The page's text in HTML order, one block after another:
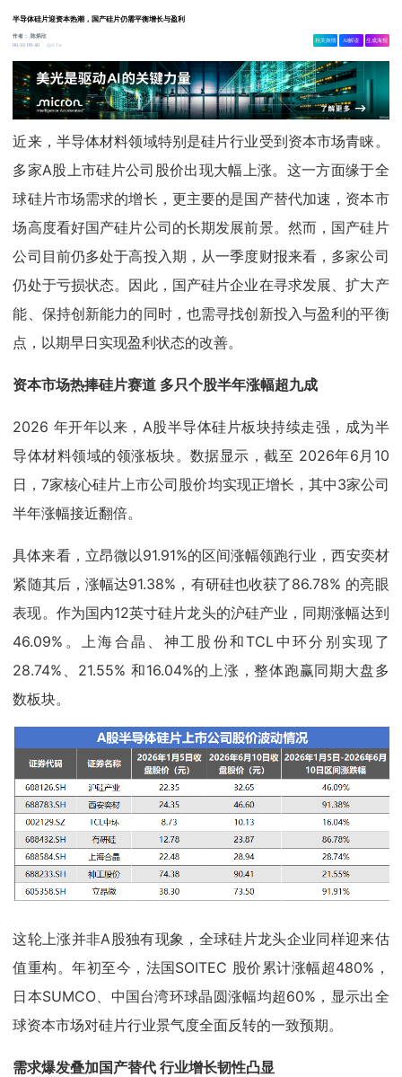
半导体硅片迎资本热潮，国产硅片仍需平衡增长与盈利
作者：
陈炳欣
06-16 09:40
4.1w
相关舆情 AI解读 生成海报
近来，半导体材料领域特别是硅片行业受到资本市场青睐。
多家A股上市硅片公司股价出现大幅上涨。这一方面缘于全
球硅片市场需求的增长，更主要的是国产替代加速，资本市
场高度看好国产硅片公司的长期发展前景。然而，国产硅片
公司目前仍多处于高投入期，从一季度财报来看，多家公司
仍处于亏损状态。因此，国产硅片企业在寻求发展、扩大产
能、保持创新能力的同时，也需寻找创新投入与盈利的平衡
点，以期早日实现盈利状态的改善。
资本市场热捧硅片赛道 多只个股半年涨幅超九成
2026 年开年以来，A股半导体硅片板块持续走强，成为半
导体材料领域的领涨板块。数据显示，截至 2026年6月10
日，7家核心硅片上市公司股价均实现正增长，其中3家公司
半年涨幅接近翻倍。
具体来看，立昂微以91.91%的区间涨幅领跑行业，西安奕材
紧随其后，涨幅达91.38%，有研硅也收获了86.78% 的亮眼
表现。作为国内12英寸硅片龙头的沪硅产业，同期涨幅达到
46.09%。上海合晶、神工股份和TCL中环分别实现了
28.74%、21.55% 和16.04%的上涨，整体跑赢同期大盘多
数板块。
这轮上涨并非A股独有现象，全球硅片龙头企业同样迎来估
值重构。年初至今，法国SOITEC 股价累计涨幅超480%，
日本SUMCO、中国台湾环球晶圆涨幅均超60%，显示出全
球资本市场对硅片行业景气度全面反转的一致预期。
需求爆发叠加国产替代 行业增长韧性凸显